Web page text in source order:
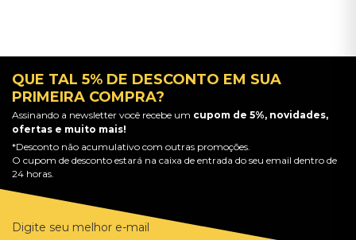
QUE TAL 5% DE DESCONTO EM SUA
PRIMEIRA COMPRA?
Assinando a newsletter você recebe um cupom de 5%, novidades,
ofertas e muito mais!
*Desconto não acumulativo com outras promoções.
O cupom de desconto estará na caixa de entrada do seu email dentro de
24 horas.
Digite seu melhor e-mail